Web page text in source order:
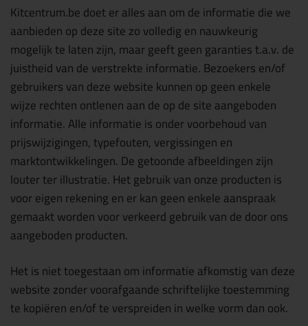
Kitcentrum.be doet er alles aan om de informatie die we
aanbieden op deze site zo volledig en nauwkeurig
mogelijk te laten zijn, maar geeft geen garanties t.a.v. de
juistheid van de verstrekte informatie. Bezoekers en/of
gebruikers van deze website kunnen op geen enkele
wijze rechten ontlenen aan de op de site aangeboden
informatie. Alle informatie is onder voorbehoud van
prijswijzigingen, typefouten, vergissingen en
marktontwikkelingen. De getoonde afbeeldingen zijn
louter ter illustratie. Het gebruik van onze producten is
voor eigen rekening en er kan geen enkele aanspraak
gemaakt worden voor verkeerd gebruik van de door ons
aangeboden producten.
Het is niet toegestaan om informatie afkomstig van deze
website zonder voorafgaande schriftelijke toestemming
te kopiëren en/of te verspreiden in welke vorm dan ook.